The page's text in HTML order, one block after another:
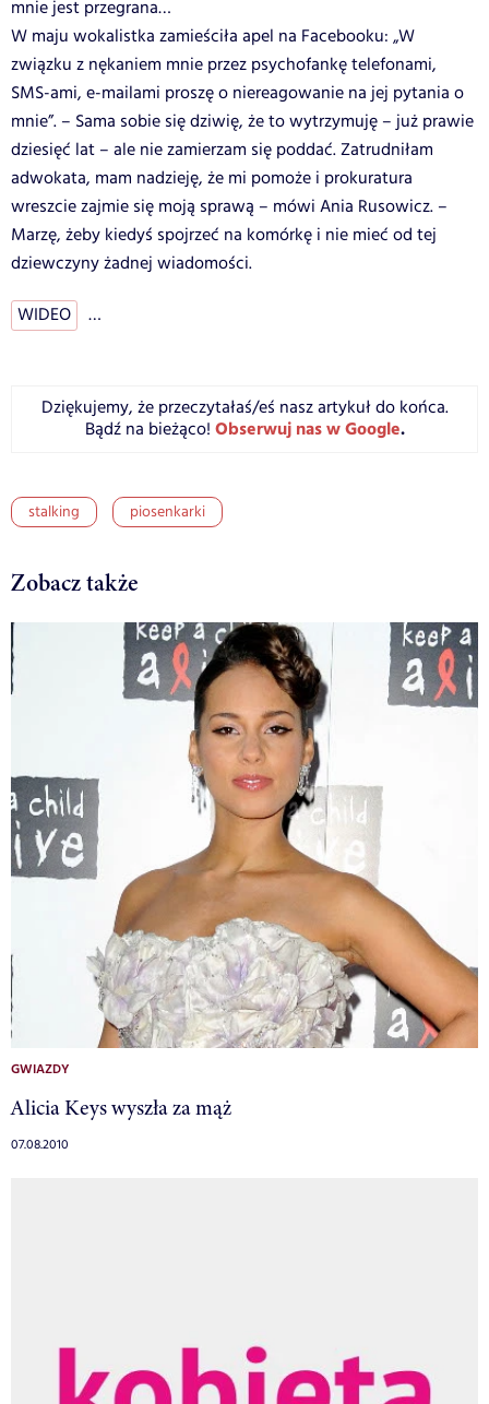
mnie jest przegrana…
W maju wokalistka zamieściła apel na Facebooku: „W
związku z nękaniem mnie przez psychofankę telefonami,
SMS-ami, e-mailami proszę o niereagowanie na jej pytania o
mnie”. – Sama sobie się dziwię, że to wytrzymuję – już prawie
dziesięć lat – ale nie zamierzam się poddać. Zatrudniłam
adwokata, mam nadzieję, że mi pomoże i prokuratura
wreszcie zajmie się moją sprawą – mówi Ania Rusowicz. –
Marzę, żeby kiedyś spojrzeć na komórkę i nie mieć od tej
dziewczyny żadnej wiadomości.
WIDEO …
Dziękujemy, że przeczytałaś/eś nasz artykuł do końca.
Bądź na bieżąco! Obserwuj nas w Google.
stalking piosenkarki
Zobacz także
GWIAZDY
Alicia Keys wyszła za mąż
07.08.2010